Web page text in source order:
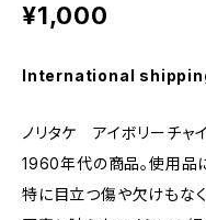
¥1,000
International
ノリタケ アイボリーチャ
1960年代の商品。使用品
特に目立つ傷や欠けもなく